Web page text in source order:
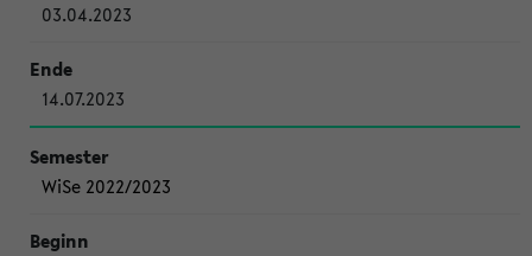
03.04.2023
14.07.2023
WiSe 2022/2023